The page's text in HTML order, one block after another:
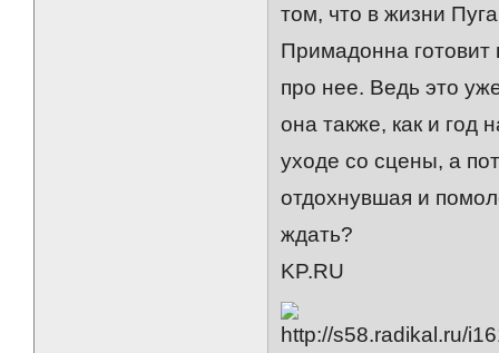
том, что в жизни
Примадонна готовит
про нее. Ведь это
она также, как и год
уходе со сцены, а
отдохнувшая и
ждать?
KP.RU